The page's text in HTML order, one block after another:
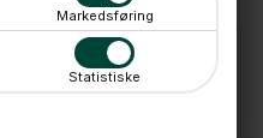
Markedsføring
Statistiske